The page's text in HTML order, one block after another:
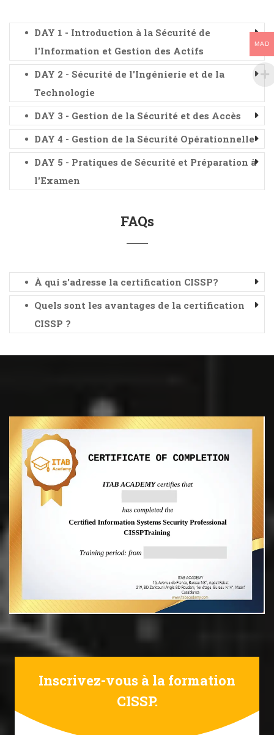
DAY 1 - Introduction à la Sécurité de
l'Information et Gestion des Actifs
DAY 2 - Sécurité de l'Ingénierie et de la
Technologie
DAY 3 - Gestion de la Sécurité et des Accès
DAY 4 - Gestion de la Sécurité Opérationnelle
DAY 5 - Pratiques de Sécurité et Préparation à
l'Examen
FAQs
À qui s'adresse la certification CISSP?
Quels sont les avantages de la certification
CISSP ?
Inscrivez-vous à la formation
CISSP.
MAD